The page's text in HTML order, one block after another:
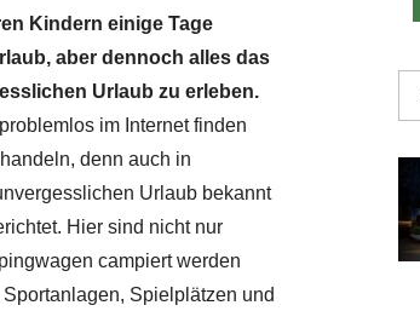
Kindern einige Tage
aber dennoch alles das
Urlaub zu erleben.
im Internet finden
denn auch in
Urlaub bekannt
Hier sind nicht nur
campiert werden
Spielplätzen und